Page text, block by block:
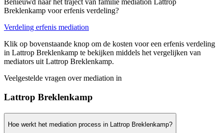
Breklenkamp voor erfenis verdeling?
Verdeling erfenis mediation
Klik op bovenstaande knop om de kosten voor een erfenis verdeling
in Lattrop Breklenkamp te bekijken middels het vergelijken van
mediators uit Lattrop Breklenkamp.
Veelgestelde vragen over mediation in
Lattrop Breklenkamp
Hoe werkt het mediation process in Lattrop Breklenkamp?